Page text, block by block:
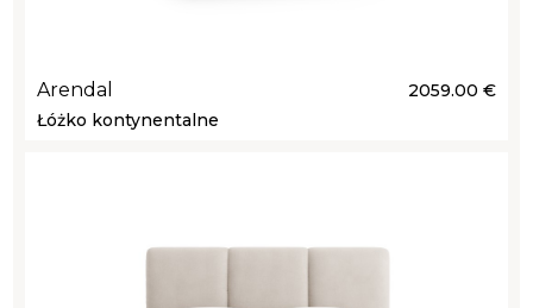
Arendal
2059.00 €
Łóżko kontynentalne